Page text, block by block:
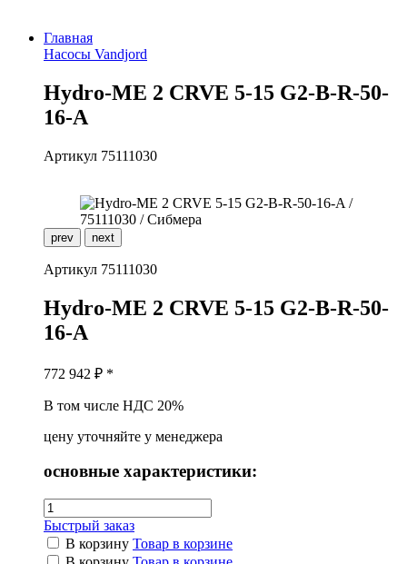
Главная
Насосы Vandjord
Hydro-ME 2 CRVE 5-15 G2-B-R-50-
16-A
Артикул 75111030
prev next
Артикул 75111030
Hydro-ME 2 CRVE 5-15 G2-B-R-50-
16-A
772 942 ₽ *
В том числе НДС 20%
цену уточняйте у менеджера
основные характеристики:
Быстрый заказ
В корзину Товар в корзине